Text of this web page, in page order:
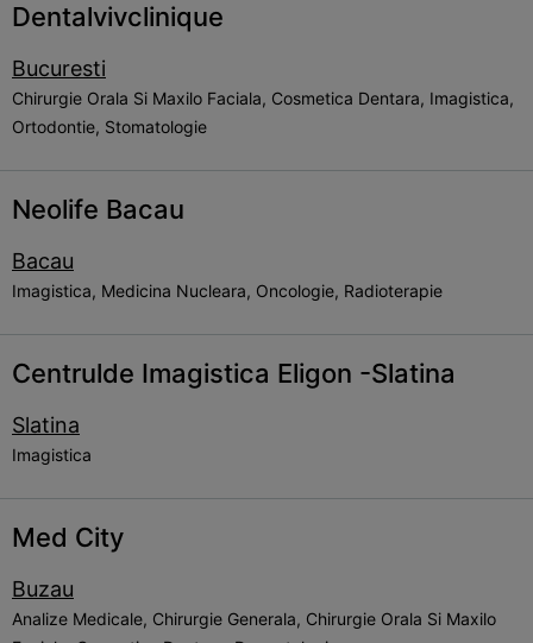
Dentalvivclinique
Bucuresti
Chirurgie Orala Si Maxilo Faciala, Cosmetica Dentara, Imagistica,
Ortodontie, Stomatologie
Neolife Bacau
Bacau
Imagistica, Medicina Nucleara, Oncologie, Radioterapie
Centrulde Imagistica Eligon -Slatina
Slatina
Imagistica
Med City
Buzau
Analize Medicale, Chirurgie Generala, Chirurgie Orala Si Maxilo